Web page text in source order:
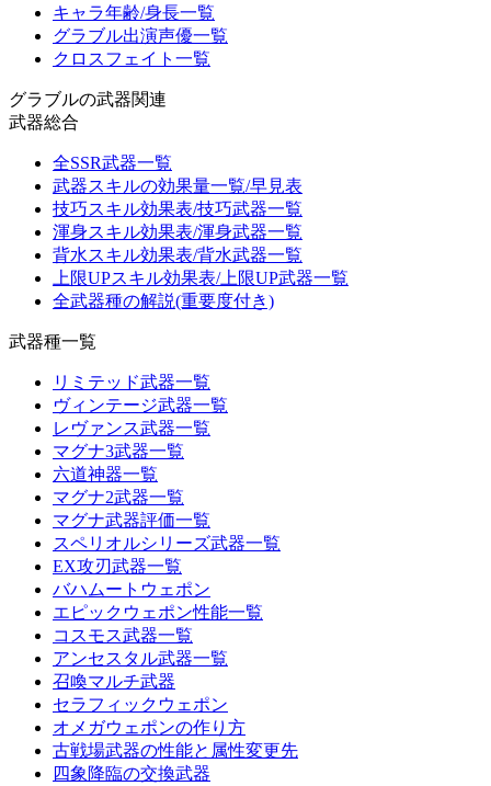
キャラ年齢/身長一覧
グラブル出演声優一覧
クロスフェイト一覧
グラブルの武器関連
武器総合
全SSR武器一覧
武器スキルの効果量一覧/早見表
技巧スキル効果表/技巧武器一覧
渾身スキル効果表/渾身武器一覧
背水スキル効果表/背水武器一覧
上限UPスキル効果表/上限UP武器一覧
全武器種の解説(重要度付き)
武器種一覧
リミテッド武器一覧
ヴィンテージ武器一覧
レヴァンス武器一覧
マグナ3武器一覧
六道神器一覧
マグナ2武器一覧
マグナ武器評価一覧
スペリオルシリーズ武器一覧
EX攻刃武器一覧
バハムートウェポン
エピックウェポン性能一覧
コスモス武器一覧
アンセスタル武器一覧
召喚マルチ武器
セラフィックウェポン
オメガウェポンの作り方
古戦場武器の性能と属性変更先
四象降臨の交換武器